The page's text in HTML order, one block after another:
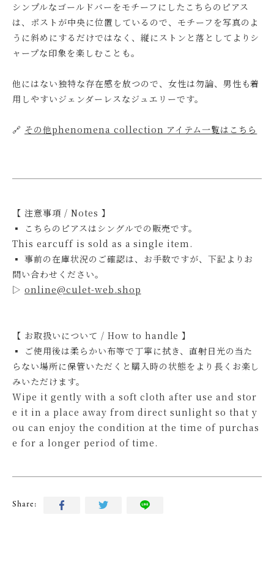
シンプルなゴールドバーをモチーフにしたこちらのピアス
は、ポストが中央に位置しているので、モチーフを写真のよ
うに斜めにするだけではなく、縦にストンと落としてよりシ
ャープな印象を楽しむことも。
他にはない独特な存在感を放つので、女性は勿論、男性も着
用しやすいジェンダーレスなジュエリーです。
🔗 その他phenomena collection アイテム一覧はこちら
【 注意事項 / Notes 】
▪ こちらのピアスはシングルでの販売です。
This earcuff is sold as a single item.
▪ 事前の在庫状況のご確認は、お手数ですが、下記よりお
問い合わせください。
▷ online@culet-web.shop
【 お取扱いについて / How to handle 】
▪ ご使用後は柔らかい布等で丁寧に拭き、直射日光の当た
らない場所に保管いただくと購入時の状態をより長くお楽し
みいただけます。
Wipe it gently with a soft cloth after use and stor
e it in a place away from direct sunlight so that y
ou can enjoy the condition at the time of purchas
e for a longer period of time.
Share: